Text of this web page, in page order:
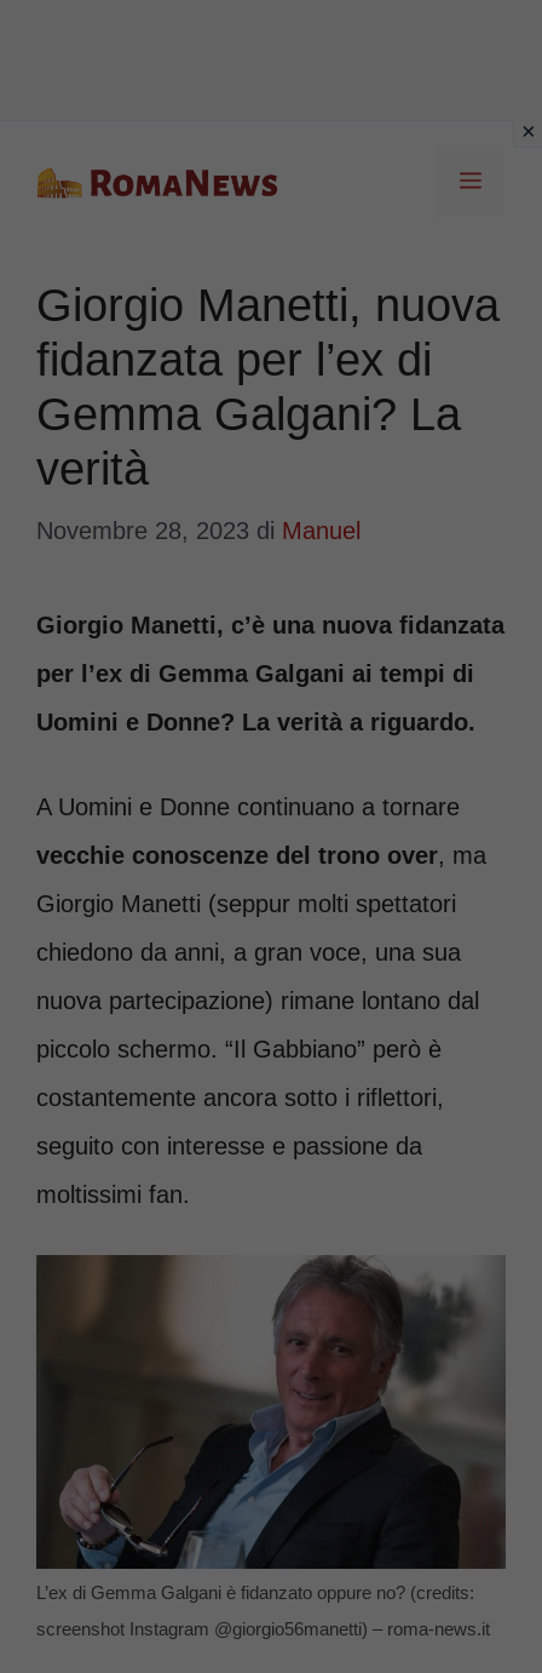
Menu
Giorgio Manetti, nuova
fidanzata per l’ex di
Gemma Galgani? La
verità
Novembre 28, 2023 di Manuel
Giorgio Manetti, c’è una nuova fidanzata
per l’ex di Gemma Galgani ai tempi di
Uomini e Donne? La verità a riguardo.
A Uomini e Donne continuano a tornare
vecchie conoscenze del trono over, ma
Giorgio Manetti (seppur molti spettatori
chiedono da anni, a gran voce, una sua
nuova partecipazione) rimane lontano dal
piccolo schermo. “Il Gabbiano” però è
costantemente ancora sotto i riflettori,
seguito con interesse e passione da
moltissimi fan.
L’ex di Gemma Galgani è fidanzato oppure no? (credits:
screenshot Instagram @giorgio56manetti) – roma-news.it